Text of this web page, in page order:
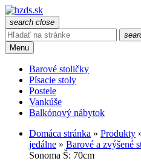
search close
Menu
Barové stoličky
Písacie stoly
Postele
Vankúše
Balkónový nábytok
Domáca stránka » Produkty
jedálne » Barové a zvýšené
Sonoma Š: 70cm